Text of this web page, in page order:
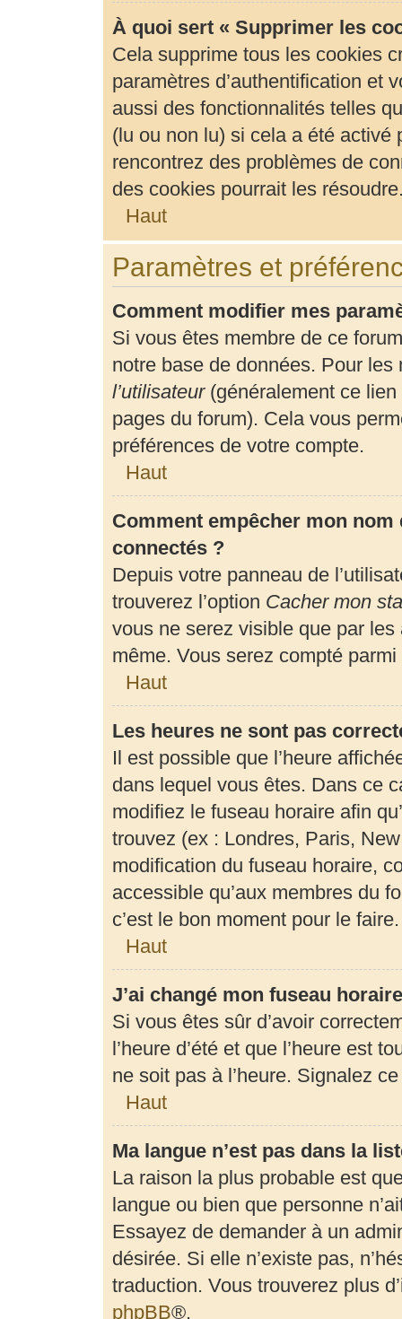
À quoi sert « Supprimer les
Cela supprime tous les cookies
paramètres d’authentification et
aussi des fonctionnalités telles
(lu ou non lu) si cela a été activé
rencontrez des problèmes de
des cookies pourrait les
Haut
Paramètres et
Comment modifier mes
Si vous êtes membre de ce
notre base de données. Pour
l’utilisateur(généralement ce lien
pages du forum). Cela vous
préférences de votre compte.
Haut
Comment empêcher mon
connectés ?
Depuis votre panneau de
trouverez l’option Cacher mon
vous ne serez visible que par
même. Vous serez compté
Haut
Les heures ne sont pas
Il est possible que l’heure
dans lequel vous êtes. Dans ce
modifiez le fuseau horaire afin
trouvez (ex : Londres, Paris,
modification du fuseau horaire,
accessible qu’aux membres du
c’est le bon moment pour le faire.
Haut
J’ai changé mon fuseau
Si vous êtes sûr d’avoir
l’heure d’été et que l’heure est
ne soit pas à l’heure. Signalez
Haut
Ma langue n’est pas dans la
La raison la plus probable est
langue ou bien que personne
Essayez de demander à un
désirée. Si elle n’existe pas,
traduction. Vous trouverez plus
phpBB®.